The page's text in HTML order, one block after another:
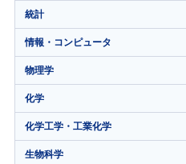
統計
情報・コンピュータ
物理学
化学
化学工学・工業化学
生物科学